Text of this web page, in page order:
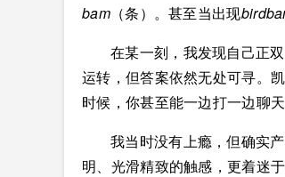
bam（条）。甚至当出现
在某一刻，我发现自己正
运转，但答案依然无处可寻。
时候，你甚至能一边打一边聊
我当时没有上瘾，但确实
明、光滑精致的触感，更着迷